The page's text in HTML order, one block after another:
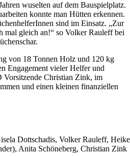
wuselten auf dem Bauspielplatz.
konnte man Hütten erkennen.
sind im Einsatz. „Zur
mal gleich an!“ so Volker Rauleff bei
von 18 Tonnen Holz und 120 kg
Engagement vieler Helfer und
Vorsitzende Christian Zink, im
und einen kleinen finanziellen
Dottschadis, Volker Rauleff, Heike
Anita Schöneberg, Christian Zink